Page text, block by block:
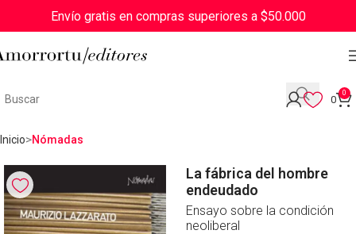
Envío gratis en compras superiores a $50.000
0
0
Inicio Nómadas
La fábrica del hombre
endeudado
Ensayo sobre la condición
neoliberal